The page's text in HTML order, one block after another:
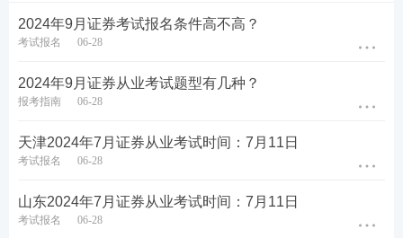
2024年9月证券考试报名条件高不高？
考试报名 06-28
2024年9月证券从业考试题型有几种？
报考指南 06-28
天津2024年7月证券从业考试时间：7月11日
考试报名 06-28
山东2024年7月证券从业考试时间：7月11日
考试报名 06-28